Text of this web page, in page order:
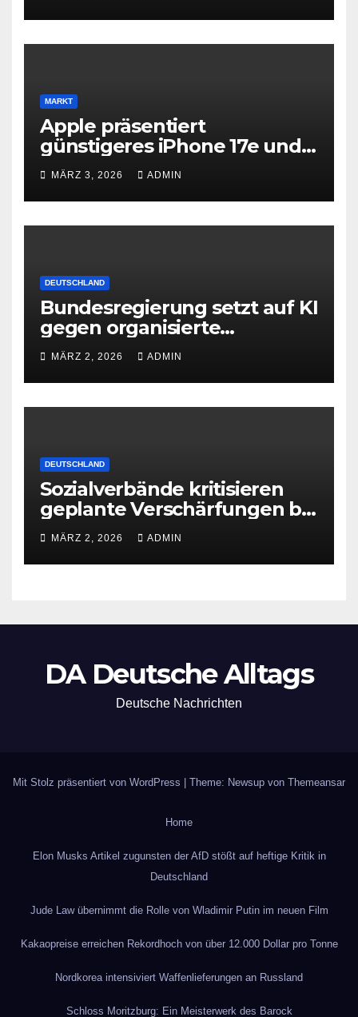
MARKT
Apple präsentiert
günstigeres iPhone 17e und
neues iPad Air mit M4-Chip
MÄRZ 3, 2026 ADMIN
DEUTSCHLAND
Bundesregierung setzt auf KI
gegen organisierte
Kriminalität
MÄRZ 2, 2026 ADMIN
DEUTSCHLAND
Sozialverbände kritisieren
geplante Verschärfungen bei
der Grundsicherung
MÄRZ 2, 2026 ADMIN
DA Deutsche Alltags
Deutsche Nachrichten
Mit Stolz präsentiert von WordPress | Theme: Newsup von Themeansar
Home
Elon Musks Artikel zugunsten der AfD stößt auf heftige Kritik in
Deutschland
Jude Law übernimmt die Rolle von Wladimir Putin im neuen Film
Kakaopreise erreichen Rekordhoch von über 12.000 Dollar pro Tonne
Nordkorea intensiviert Waffenlieferungen an Russland
Schloss Moritzburg: Ein Meisterwerk des Barock